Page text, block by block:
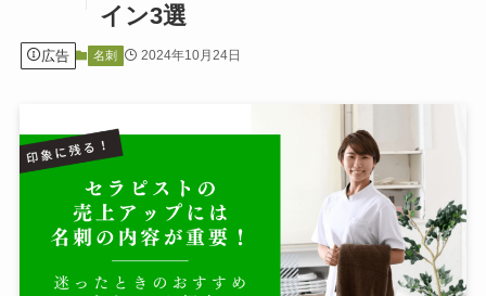
イン3選
広告 名刺 2024年10月24日